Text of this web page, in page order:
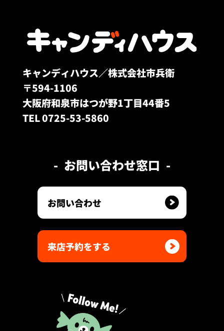
キャンディハウス／株式会社市兵衛
〒594-1106
大阪府和泉市はつが野1丁目44番5
TEL 0725-53-5860
お問い合わせ窓口
お問い合わせ
来店予約をする